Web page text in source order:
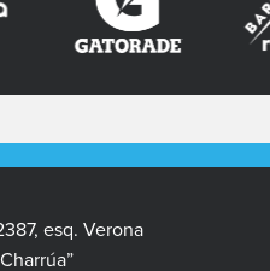
esq. Verona